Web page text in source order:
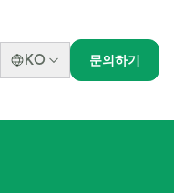
KO 문의하기